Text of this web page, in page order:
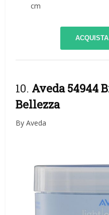
cm
10. Aveda 54944
Bellezza
By Aveda